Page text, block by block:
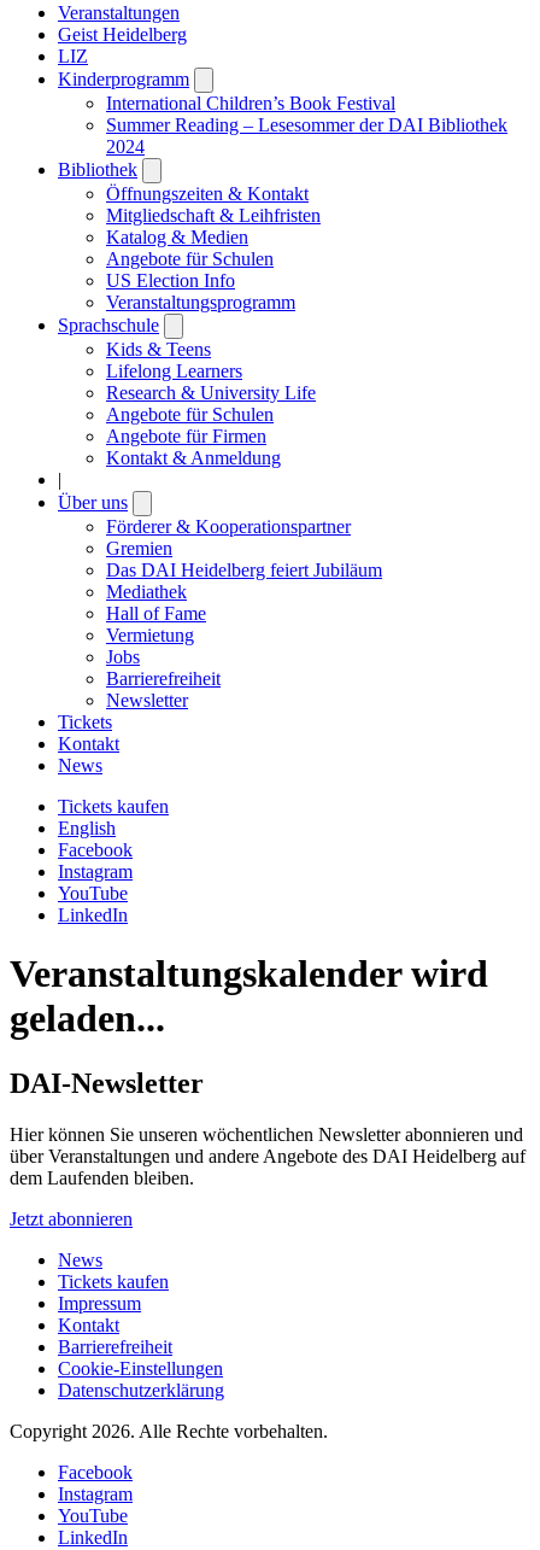
Veranstaltungen
Geist Heidelberg
LIZ
Kinderprogramm
submenu
International Children’s Book Festival
Summer Reading – Lesesommer der DAI Bibliothek
2024
Bibliothek
submenu
Öffnungszeiten & Kontakt
Mitgliedschaft & Leihfristen
Katalog & Medien
Angebote für Schulen
US Election Info
Veranstaltungsprogramm
Sprachschule
submenu
Kids & Teens
Lifelong Learners
Research & University Life
Angebote für Schulen
Angebote für Firmen
Kontakt & Anmeldung
|
Über uns
submenu
Förderer & Kooperationspartner
Gremien
Das DAI Heidelberg feiert Jubiläum
Mediathek
Hall of Fame
Vermietung
Jobs
Barrierefreiheit
Newsletter
Tickets
Kontakt
News
Tickets kaufen
English
Facebook
Instagram
YouTube
LinkedIn
Veranstaltungskalender wird
geladen...
DAI-Newsletter
Hier können Sie unseren wöchentlichen Newsletter abonnieren und
über Veranstaltungen und andere Angebote des DAI Heidelberg auf
dem Laufenden bleiben.
Jetzt abonnieren
News
Tickets kaufen
Impressum
Kontakt
Barrierefreiheit
Cookie-Einstellungen
Datenschutzerklärung
Copyright 2026. Alle Rechte vorbehalten.
Facebook
Instagram
YouTube
LinkedIn